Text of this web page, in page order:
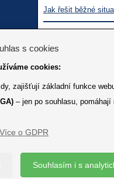
Jak řešit běžné
Metodické
K
s cookies
cookies:
zajišťují základní funkce
– jen po souhlasu, pomáhají
Více o GDPR
Souhlasím i s